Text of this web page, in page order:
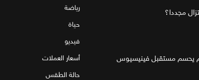
مجددا؟
يحسم مستقبل فينيسيوس
رياضة
حياة
فيديو
أسعار العملات
حالة الطقس